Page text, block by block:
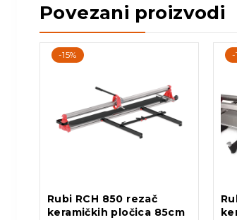
Povezani proizvodi
-15%
Rubi RCH 850 rezač
keramičkih pločica 85cm
-